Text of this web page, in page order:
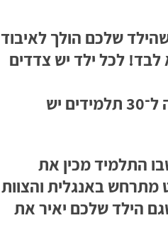
שלכם הולך לאיבוד
לכל ילד יש צדדים
אלא שלא תמיד למורה ל־30 תלמידים יש
התלמיד מכין את
מתרחש באנגלית והצוות
הילד שלכם יאיר את